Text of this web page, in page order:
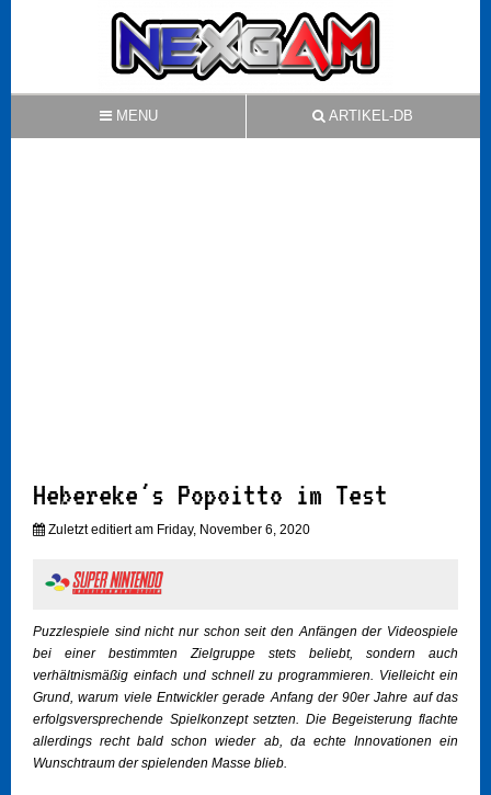
MENU ARTIKEL-DB
Hebereke´s Popoitto im Test
Zuletzt editiert am Friday, November 6, 2020
Puzzlespiele sind nicht nur schon seit den Anfängen der Videospiele
bei einer bestimmten Zielgruppe stets beliebt, sondern auch
verhältnismäßig einfach und schnell zu programmieren. Vielleicht ein
Grund, warum viele Entwickler gerade Anfang der 90er Jahre auf das
erfolgsversprechende Spielkonzept setzten. Die Begeisterung flachte
allerdings recht bald schon wieder ab, da echte Innovationen ein
Wunschtraum der spielenden Masse blieb.